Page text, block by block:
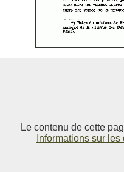
Le contenu de cette
Informations sur